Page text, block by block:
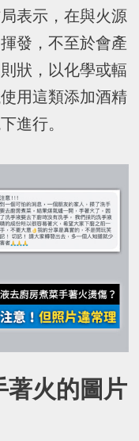
表示，在與火源
發，不至於會產
狀，以化學或輻
用這類添加酒精
進行。
著火的圖片